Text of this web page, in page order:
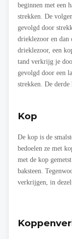
beginnen met een
strekken. De
gevolgd door
drieklezoor en dan
drieklezoor, een
tand verkrijg je
gevolgd door een
strekken. De derde
Kop
De kop is de
bedoelen ze met
met de kop
baksteen.
verkrijgen, in